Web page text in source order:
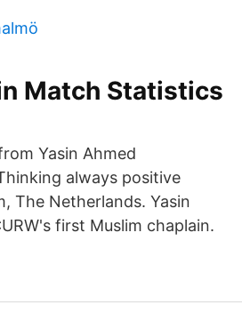
Match Statistics
Yasin Ahmed
always positive
The Netherlands. Yasin
first Muslim chaplain.